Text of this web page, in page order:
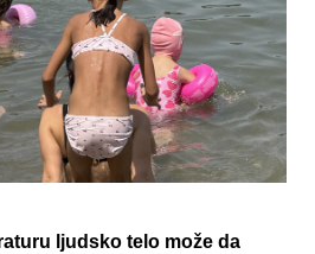
ljudsko telo može da